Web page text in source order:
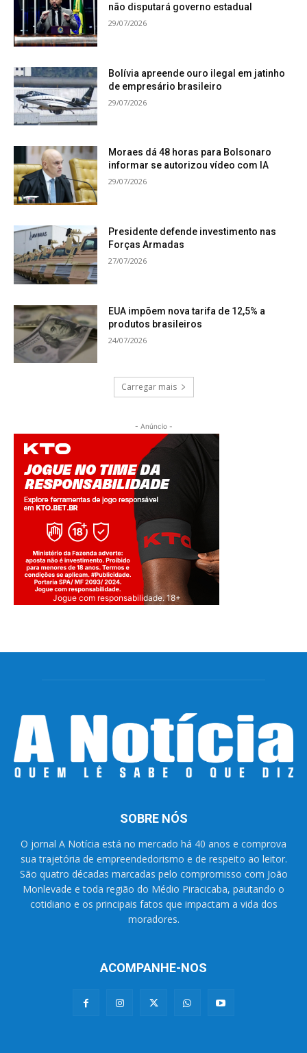
não disputará governo estadual
29/07/2026
Bolívia apreende ouro ilegal em jatinho
de empresário brasileiro
29/07/2026
Moraes dá 48 horas para Bolsonaro
informar se autorizou vídeo com IA
29/07/2026
Presidente defende investimento nas
Forças Armadas
27/07/2026
EUA impõem nova tarifa de 12,5% a
produtos brasileiros
24/07/2026
Carregar mais
- Anúncio -
Jogue com responsabilidade. 18+
SOBRE NÓS
O jornal A Notícia está no mercado há 40 anos e comprova
sua trajetória de empreendedorismo e de respeito ao leitor.
São quatro décadas marcadas pelo compromisso com João
Monlevade e toda região do Médio Piracicaba, pautando o
cotidiano e os principais fatos que impactam a vida dos
moradores.
ACOMPANHE-NOS